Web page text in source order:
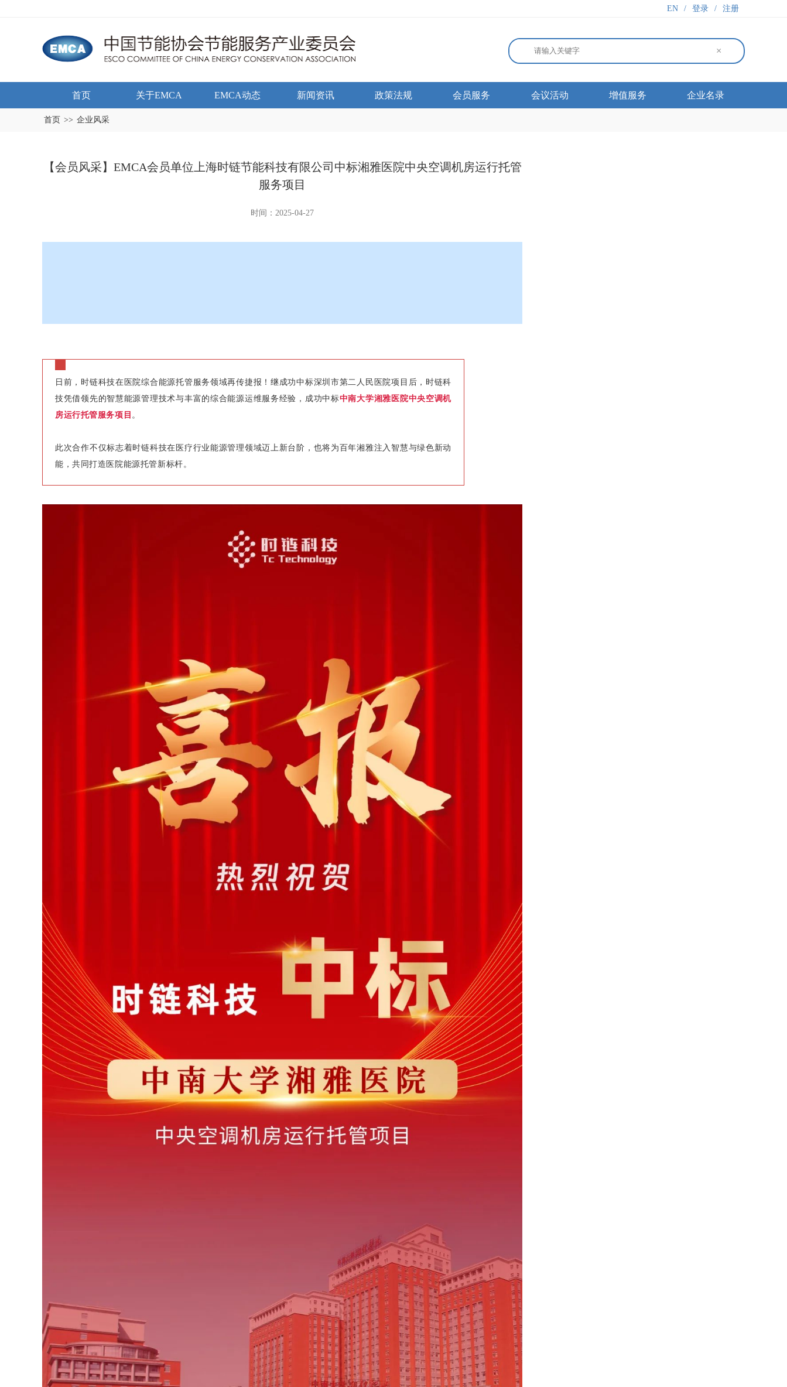
EN / 登录 / 注册
×
首页 关于EMCA EMCA动态 新闻资讯 政策法规 会员服务 会议活动 增值服务 企业名录
首页 >> 企业风采
【会员风采】EMCA会员单位上海时链节能科技有限公司中标湘雅医院中央空调机房运行托管
服务项目
时间：2025-04-27
日前，时链科技在医院综合能源托管服务领域再传捷报！继成功中标深圳市第二人民医院项目后，时链科
技凭借领先的智慧能源管理技术与丰富的综合能源运维服务经验，成功中标中南大学湘雅医院中央空调机
房运行托管服务项目 。
此次合作不仅标志着时链科技在医疗行业能源管理领域迈上新台阶，也将为百年湘雅注入智慧与绿色新动
能，共同打造医院能源托管新标杆。